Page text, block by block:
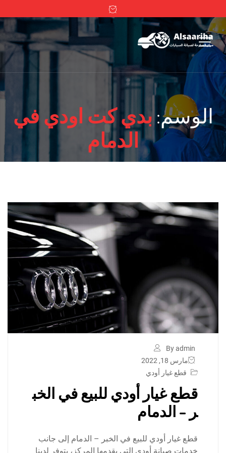
الوسم:بدي كت اودي في
الدمام
By admin
مارس 18, 2022
قطع غيار أودي
قطع غيار أودي للبيع في الخب
ر – الدمام
قطع غيار أودي للبيع في الخبر – الدمام إلى جانب
خدمات صيانة أودي التي يقدمها المركز، يتوفر لدينا